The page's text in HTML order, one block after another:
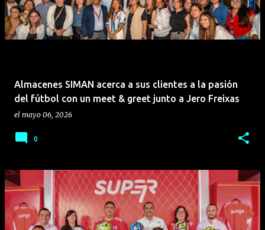
Almacenes SIMAN acerca a sus clientes a la pasión
del fútbol con un meet & greet junto a Jero Freixas
el mayo 06, 2026
0